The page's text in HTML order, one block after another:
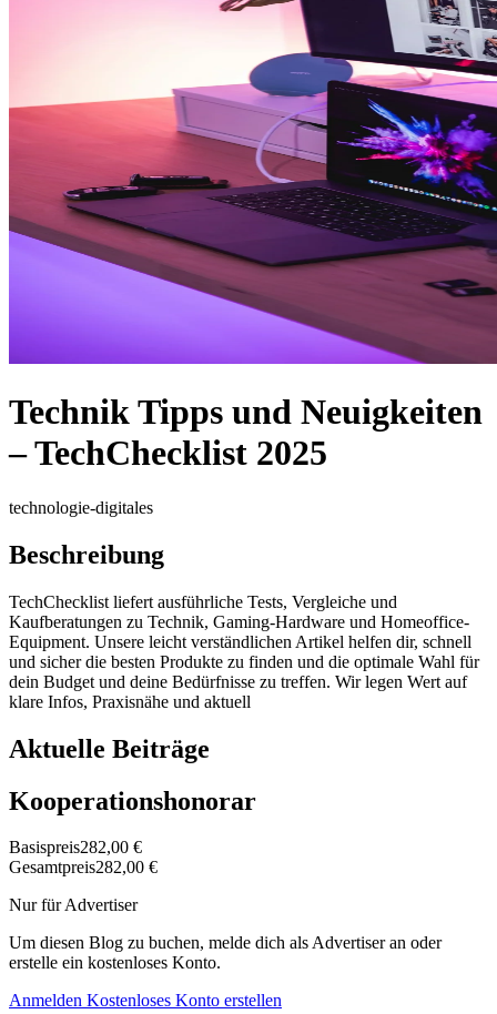
Technik Tipps und Neuigkeiten
– TechChecklist 2025
technologie-digitales
Beschreibung
TechChecklist liefert ausführliche Tests, Vergleiche und
Kaufberatungen zu Technik, Gaming-Hardware und Homeoffice-
Equipment. Unsere leicht verständlichen Artikel helfen dir, schnell
und sicher die besten Produkte zu finden und die optimale Wahl für
dein Budget und deine Bedürfnisse zu treffen. Wir legen Wert auf
klare Infos, Praxisnähe und aktuell
Aktuelle Beiträge
Kooperationshonorar
Basispreis282,00 €
Gesamtpreis282,00 €
Nur für Advertiser
Um diesen Blog zu buchen, melde dich als Advertiser an oder
erstelle ein kostenloses Konto.
Anmelden Kostenloses Konto erstellen